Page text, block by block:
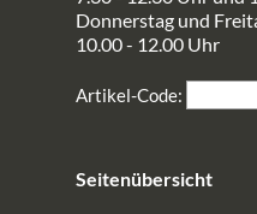
Donnerstag und
10.00 - 12.00 Uhr
Artikel-Code:
Seitenübersicht